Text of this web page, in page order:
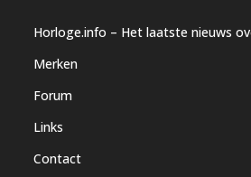
Horloge.info – Het laatste nieuws
Merken
Forum
Links
Contact